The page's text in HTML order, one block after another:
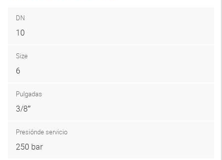
DN
10
Size
6
Pulgadas
3/8″
Presiónde servicio
250 bar